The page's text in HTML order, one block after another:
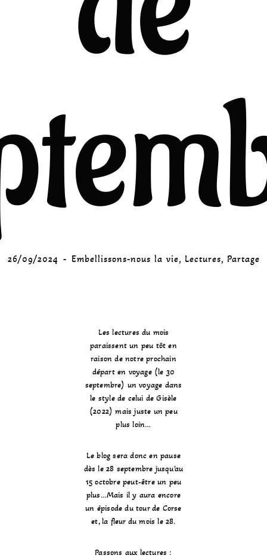
26/09/2024 Embellissons-nous la vie, Lectures, Partage
Les lectures du mois
paraissent un peu tôt en
raison de notre prochain
départ en voyage (le 30
septembre) un voyage dans
le style de celui de Gisèle
(2022) mais juste un peu
plus loin…
Le blog sera donc en pause
dès le 28 septembre jusqu’au
15 octobre peut-être un peu
plus…Mais il y aura encore
un épisode du tour de Corse
et, la fleur du mois le 28.
Passons aux lectures :